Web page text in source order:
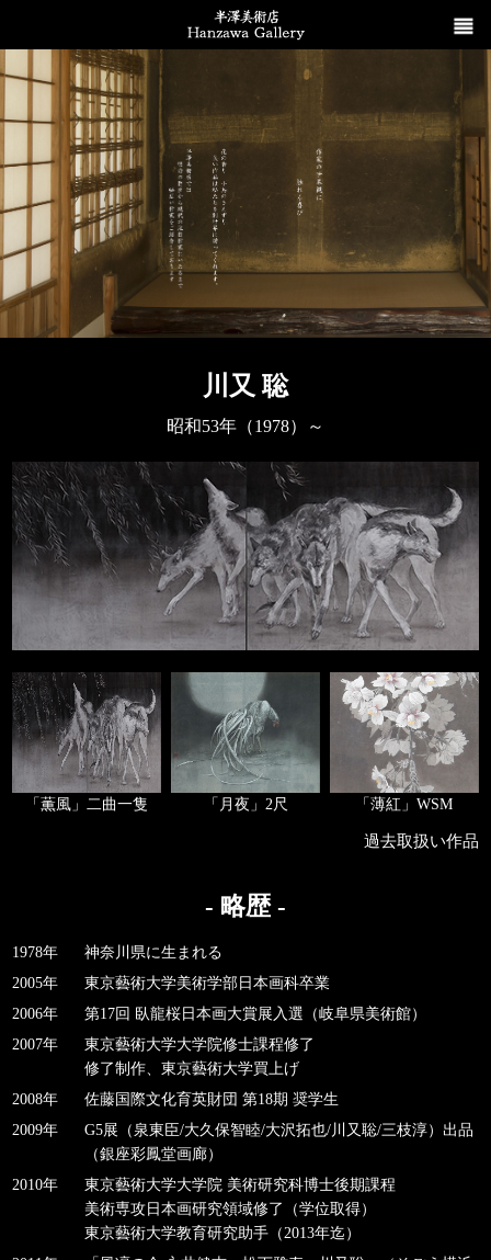
川又 聡
昭和53年（1978）～
「薫風」二曲一隻 「月夜」2尺 「薄紅」WSM
過去取扱い作品
- 略歴 -
1978年
神奈川県に生まれる
2005年
東京藝術大学美術学部日本画科卒業
2006年
第17回 臥龍桜日本画大賞展入選（岐阜県美術館）
2007年
東京藝術大学大学院修士課程修了
修了制作、東京藝術大学買上げ
2008年
佐藤国際文化育英財団 第18期 奨学生
2009年
G5展（泉東臣/大久保智睦/大沢拓也/川又聡/三枝淳）出品
（銀座彩鳳堂画廊）
2010年
東京藝術大学大学院 美術研究科博士後期課程
美術専攻日本画研究領域修了（学位取得）
東京藝術大学教育研究助手（2013年迄）